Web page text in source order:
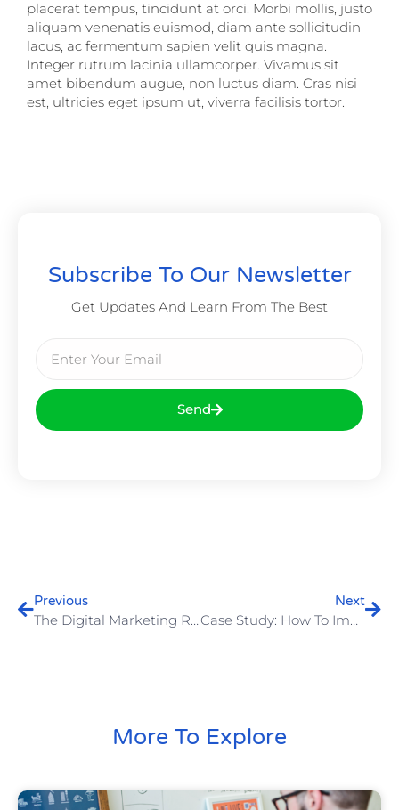
placerat tempus, tincidunt at orci. Morbi mollis, justo
aliquam venenatis euismod, diam ante sollicitudin
lacus, ac fermentum sapien velit quis magna.
Integer rutrum lacinia ullamcorper. Vivamus sit
amet bibendum augue, non luctus diam. Cras nisi
est, ultricies eget ipsum ut, viverra facilisis tortor.
Subscribe To Our Newsletter
Get Updates And Learn From The Best
Send
Previous
The Digital Marketing Revolution Is Here
Next
Case Study: How To Improve SEO Scores
More To Explore